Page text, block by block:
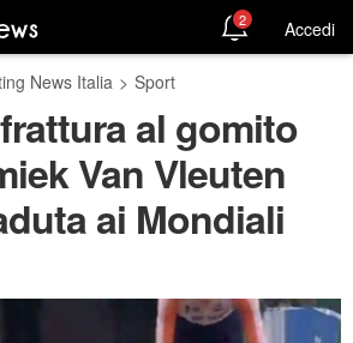
2 Accedi
News Italia > Sport
al gomito
Van Vleuten
ai Mondiali